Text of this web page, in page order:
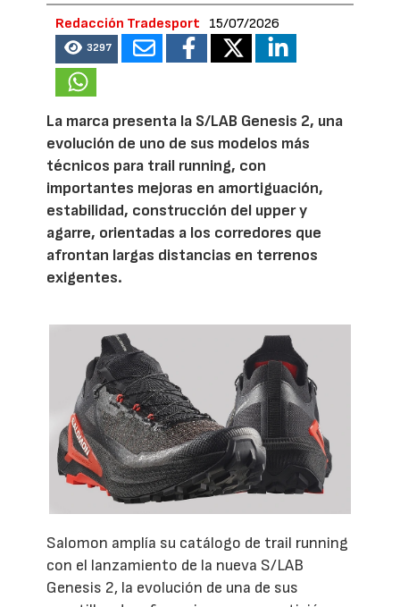
Redacción Tradesport 15/07/2026
3297
La marca presenta la S/LAB Genesis 2, una
evolución de uno de sus modelos más
técnicos para trail running, con
importantes mejoras en amortiguación,
estabilidad, construcción del upper y
agarre, orientadas a los corredores que
afrontan largas distancias en terrenos
exigentes.
Salomon amplía su catálogo de trail running
con el lanzamiento de la nueva S/LAB
Genesis 2, la evolución de una de sus